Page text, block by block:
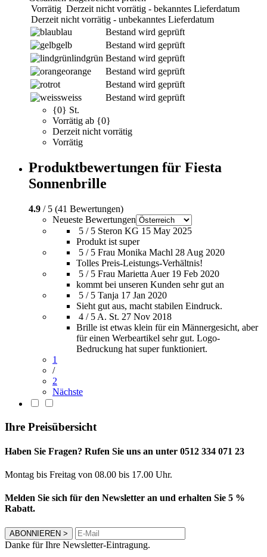
Vorrätig Derzeit nicht vorrätig - bekanntes Lieferdatum
Derzeit nicht vorrätig - unbekanntes Lieferdatum
blau
Bestand wird geprüft
gelb
Bestand wird geprüft
lindgrün Bestand wird geprüft
orange
Bestand wird geprüft
rot
Bestand wird geprüft
weiss
Bestand wird geprüft
{0} St.
Vorrätig ab {0}
Derzeit nicht vorrätig
Vorrätig
Produktbewertungen für Fiesta
Sonnenbrille
4.9 / 5 (41 Bewertungen)
Neueste Bewertungen
5 / 5 Steron KG 15 May 2025
Produkt ist super
5 / 5 Frau Monika Machl 28 Aug 2020
Tolles Preis-Leistungs-Verhältnis!
5 / 5 Frau Marietta Auer 19 Feb 2020
kommt bei unseren Kunden sehr gut an
5 / 5 Tanja 17 Jan 2020
Sieht gut aus, macht stabilen Eindruck.
4 / 5 A. St. 27 Nov 2018
Brille ist etwas klein für ein Männergesicht, aber
für einen Werbeartikel sehr gut. Logo-
Bedruckung hat super funktioniert.
1
/
2
Nächste
Ihre Preisübersicht
Haben Sie Fragen? Rufen Sie uns an unter 0512 334 071 23
Montag bis Freitag von 08.00 bis 17.00 Uhr.
Melden Sie sich für den Newsletter an und erhalten Sie 5 %
Rabatt.
ABONNIEREN >
Danke für Ihre Newsletter-Eintragung.